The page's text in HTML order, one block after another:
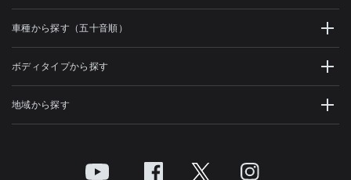
車種から探す（五十音順）
ボディタイプから探す
地域から探す